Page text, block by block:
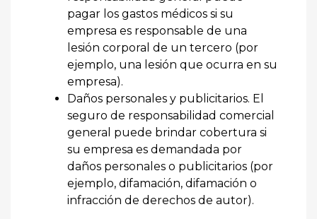
pagar los gastos médicos si su
empresa es responsable de una
lesión corporal de un tercero (por
ejemplo, una lesión que ocurra en su
empresa).
Daños personales y publicitarios. El
seguro de responsabilidad comercial
general puede brindar cobertura si
su empresa es demandada por
daños personales o publicitarios (por
ejemplo, difamación, difamación o
infracción de derechos de autor).